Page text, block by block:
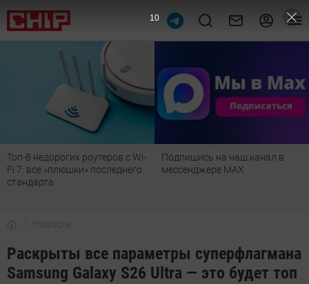
Топ-8 недорогих роутеров с Wi-
Fi 7: все «плюшки» последнего
стандарта
Подпишись на наш канал в
мессенджере МАХ
Новости
Раскрыты все параметры суперфлагмана
Samsung Galaxy S26 Ultra — это будет топ
9